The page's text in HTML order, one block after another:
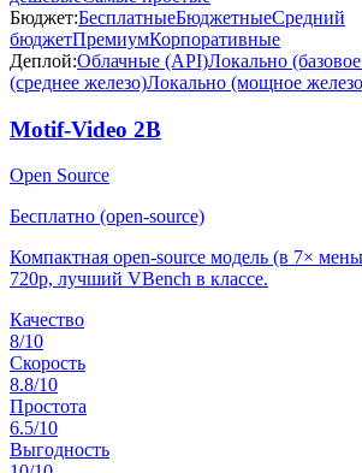
Бюджет:БесплатныеБюджетныеСредний
бюджетПремиумКорпоративные
Деплой:Облачные (API)Локально
(среднее железо)Локально (мощное
Motif-Video 2B
Open Source
Бесплатно (open-source)
Компактная open-source модель (в 7×
720p, лучший VBench в классе.
Качество
8/10
Скорость
8.8/10
Простота
6.5/10
Выгодность